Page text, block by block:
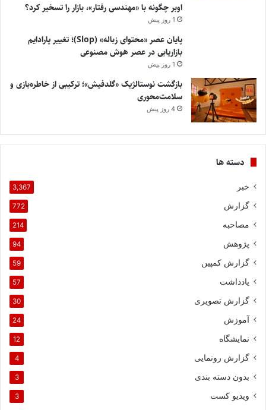
اوبر چگونه با «مهندسی رفتار»، بازار را تسخیر کرد؟
1 روز پیش
پایان عصر «محتوای زباله» (Slop)؛ تغییر پارادایم
بازاریابی در عصر هوش مصنوعی
1 روز پیش
بازگشت نوستالژیک «گلدفیش»؛ ترکیبی از خاطره‌بازی و
سلامت‌محوری
4 روز پیش
دسته ها
خبر 3,367
گزارش 772
مصاحبه 214
پژوهش 94
گزارش کمپین 59
یادداشت 57
گزارش تصویری 30
آموزش 24
نمایشگاه 12
گزارش رونمایی 4
بدون دسته بندی 3
ویدیو کست 3